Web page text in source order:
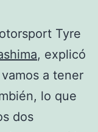
Tyre
, explicó
a tener
lo que
dos